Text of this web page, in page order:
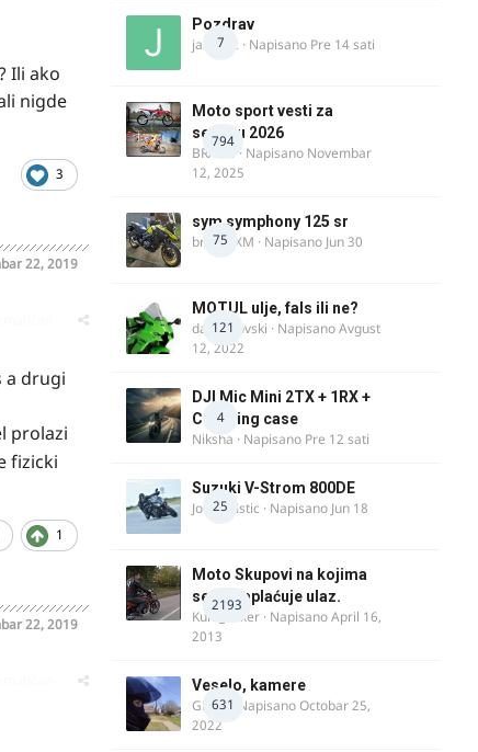
Ili ako
nigde
3
22, 2019
a drugi
prolazi
fizicki
1
22, 2019
7
Pozdrav
jasminc · Napisano Pre 14 sati
794
Moto sport vesti za
sezonu 2026
BRACO · Napisano Novembar
12, 2025
75
sym symphony 125 sr
brankoXM · Napisano Jun 30
121
MOTUL ulje, fals ili ne?
dalipopovski · NapisanoAvgust
12, 2022
4
DJI Mic Mini 2TX + 1RX +
Charging case
Niksha · Napisano Pre 12 sati
25
Suzuki V-Strom 800DE
Jovan Ristic · Napisano Jun 18
2193
Moto Skupovi na kojima
se ne naplaćuje ulaz.
Kum_Mixer · NapisanoApril 16,
2013
631
Veselo, kamere
GR 46· NapisanoOctobar 25,
2022